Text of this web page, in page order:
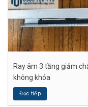
Ray âm 3 tầng giảm
không khóa
Đọc tiếp